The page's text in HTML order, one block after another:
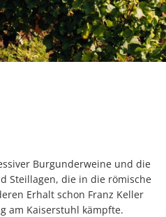
Burgunderweine und die
Steillagen, die in die römische
Erhalt schon Franz Keller
am Kaiserstuhl kämpfte.